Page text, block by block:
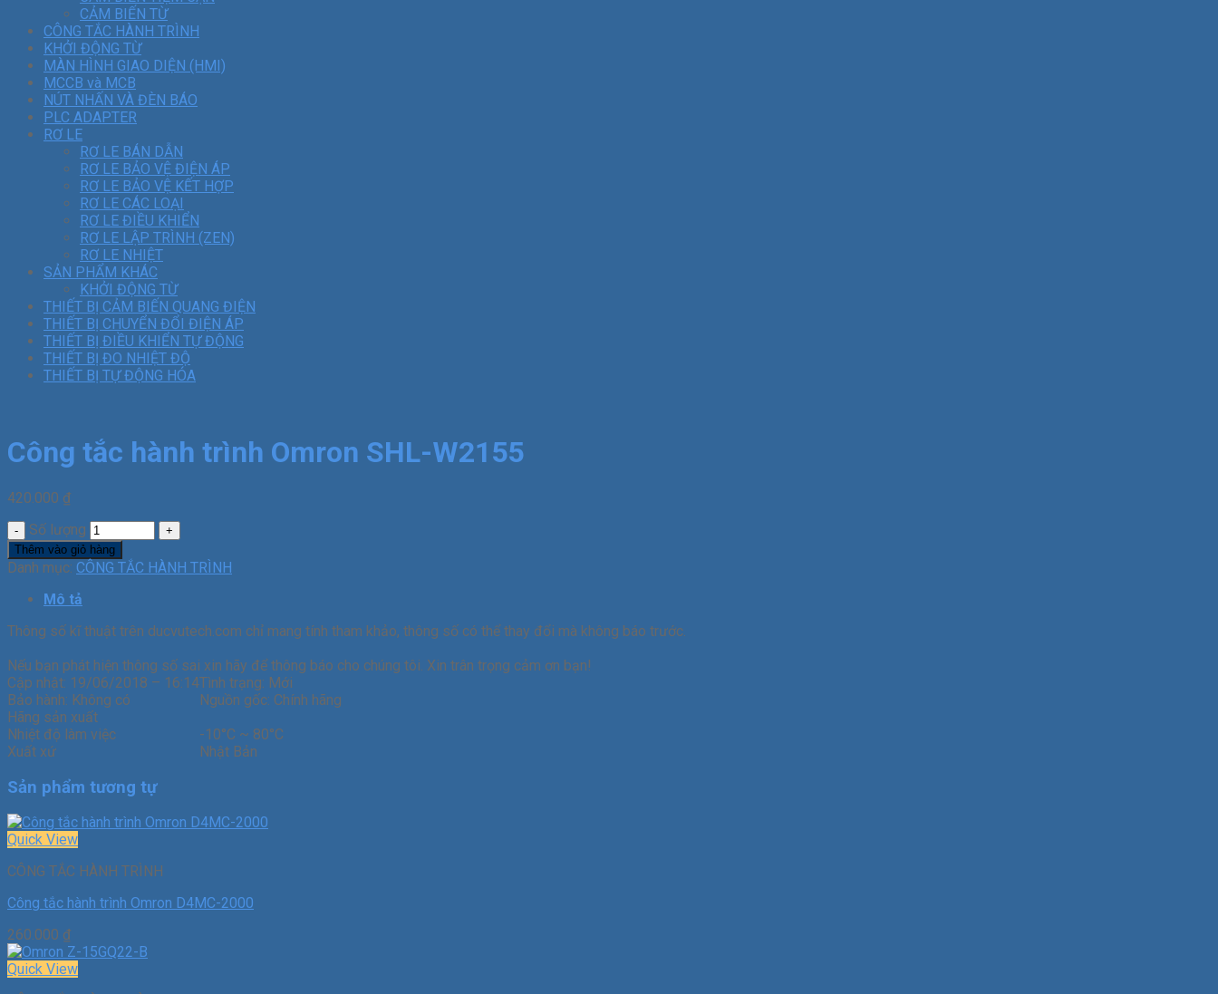
CẢM BIẾN TỪ
CÔNG TẮC HÀNH TRÌNH
KHỞI ĐỘNG TỪ
MÀN HÌNH GIAO DIỆN (HMI)
MCCB và MCB
NÚT NHẤN VÀ ĐÈN BÁO
PLC ADAPTER
RƠ LE
RƠ LE BÁN DẪN
RƠ LE BẢO VỆ ĐIỆN ÁP
RƠ LE BẢO VỆ KẾT HỢP
RƠ LE CÁC LOẠI
RƠ LE ĐIỀU KHIỂN
RƠ LE LẬP TRÌNH (ZEN)
RƠ LE NHIỆT
SẢN PHẨM KHÁC
KHỞI ĐỘNG TỪ
THIẾT BỊ CẢM BIẾN QUANG ĐIỆN
THIẾT BỊ CHUYỂN ĐỔI ĐIỆN ÁP
THIẾT BỊ ĐIỀU KHIỂN TỰ ĐỘNG
THIẾT BỊ ĐO NHIỆT ĐỘ
THIẾT BỊ TỰ ĐỘNG HÓA
Công tắc hành trình Omron SHL-W2155
420.000 ₫
Số lượng
Thêm vào giỏ hàng
Danh mục: CÔNG TẮC HÀNH TRÌNH
Mô tả
Thông số kĩ thuật trên ducvutech.com chỉ mang tính tham khảo, thông số có thể thay đổi mà không báo trước.
Nếu bạn phát hiện thông số sai xin hãy để thông báo cho chúng tôi. Xin trân trọng cảm ơn bạn!
Cập nhật: 19/06/2018 – 16:14Tình trạng: Mới
Bảo hành: Không có Nguồn gốc: Chính hãng
Hãng sản xuất
Nhiệt độ làm việc
-10°C ~ 80°C
Xuất xứ
Nhật Bản
Sản phẩm tương tự
Quick View
CÔNG TẮC HÀNH TRÌNH
Công tắc hành trình Omron D4MC-2000
260.000 ₫
Quick View